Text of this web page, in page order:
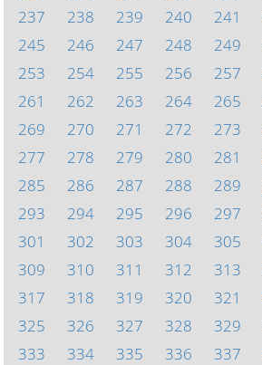
237
238 239 240 241
245
246 247 248 249
253
254 255 256 257
261
262 263 264 265
269
270 271 272 273
277
278 279 280 281
285
286 287 288 289
293
294 295 296 297
301
302 303 304 305
309
310 311 312 313
317
318 319 320 321
325
326 327 328 329
333
334 335 336 337